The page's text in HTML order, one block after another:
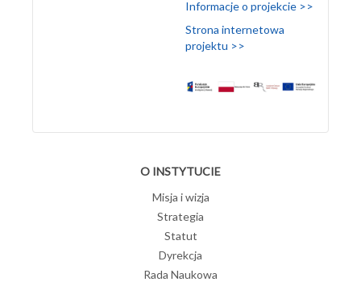
Informacje o projekcie >>
Strona internetowa
projektu >>
O INSTYTUCIE
Misja i wizja
Strategia
Statut
Dyrekcja
Rada Naukowa